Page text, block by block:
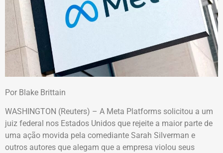
Por Blake Brittain
WASHINGTON (Reuters) – A Meta Platforms solicitou a um
juiz federal nos Estados Unidos que rejeite a maior parte de
uma ação movida pela comediante Sarah Silverman e
outros autores que alegam que a empresa violou seus